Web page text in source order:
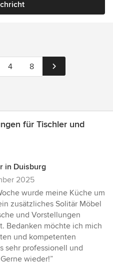
4 8
für Tischler und
in Duisburg
2025
wurde meine Küche um
zusätzliches Solitär Möbel
und Vorstellungen
Bedanken möchte ich mich
und kompetenten
sehr professionell und
wieder!”